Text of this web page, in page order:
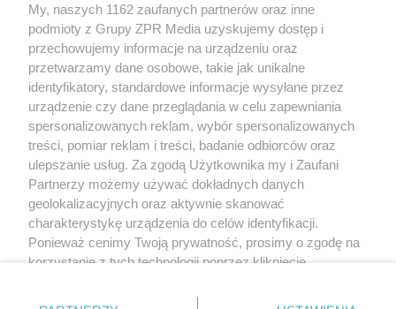
Żaden utwór zamieszczony w serwisie nie może być powielany i
rozpowszechniany lub dalej rozpowszechniany w jakikolwiek sposób (w
tym także elektroniczny lub mechaniczny) na jakimkolwiek polu
eksploatacji w jakiejkolwiek formie, włącznie z umieszczaniem w Internecie
bez pisemnej zgody właściciela praw. Jakiekolwiek użycie lub
wykorzystanie utworów w całości lub w części z naruszeniem prawa, tzn.
bez właściwej zgody, jest zabronione pod groźbą kary i może być ścigane
prawnie.
O nas
My, naszych 1162 zaufanych partnerów oraz inne
podmioty z Grupy ZPR Media uzyskujemy dostęp i
przechowujemy informacje na urządzeniu oraz
przetwarzamy dane osobowe, takie jak unikalne
identyfikatory, standardowe informacje wysyłane przez
urządzenie czy dane przeglądania w celu zapewniania
spersonalizowanych reklam, wybór spersonalizowanych
treści, pomiar reklam i treści, badanie odbiorców oraz
ulepszanie usług. Za zgodą Użytkownika my i Zaufani
Partnerzy możemy używać dokładnych danych
geolokalizacyjnych oraz aktywnie skanować
charakterystykę urządzenia do celów identyfikacji.
Ponieważ cenimy Twoją prywatność, prosimy o zgodę na
korzystanie z tych technologii poprzez kliknięcie
zmienić/wycofać klikając przycisk ustawień prywatności